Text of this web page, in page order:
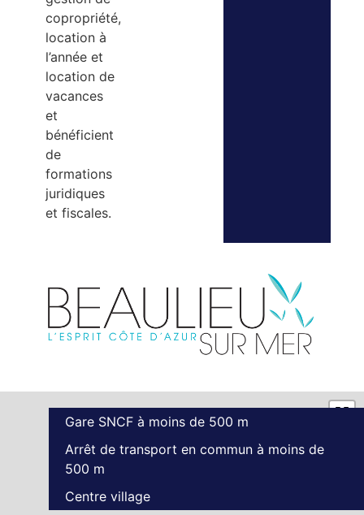
copropriété,
location à
l’année et
location de
vacances
et
bénéficient
de
formations
juridiques
et fiscales.
Gare SNCF à moins de 500 m
Arrêt de transport en commun à moins de
500 m
Centre village